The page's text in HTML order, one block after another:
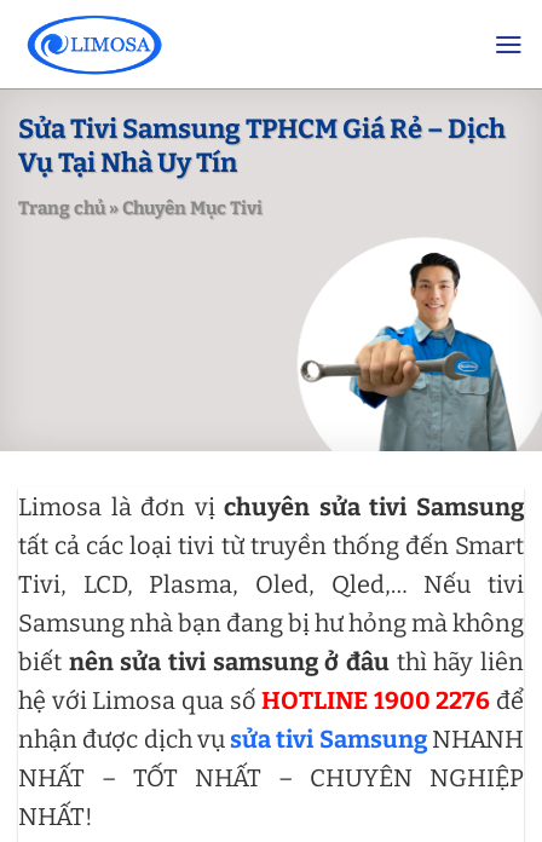
content
Sửa Tivi Samsung TPHCM Giá Rẻ – Dịch
Vụ Tại Nhà Uy Tín
Trang chủ»Chuyên Mục Tivi
Limosa là đơn vịchuyên sửa tivi Samsung
tất cả các loại tivi từ truyền thống đến Smart
Tivi, LCD, Plasma, Oled, Qled,… Nếu tivi
Samsung nhà bạn đang bị hư hỏng mà không
biết nên sửa tivi samsung ở đâu thì hãy liên
hệ với Limosa qua sốHOTLINE 1900 2276 để
nhận được dịch vụsửa tivi SamsungNHANH
NHẤT – TỐT NHẤT – CHUYÊN NGHIỆP
NHẤT!